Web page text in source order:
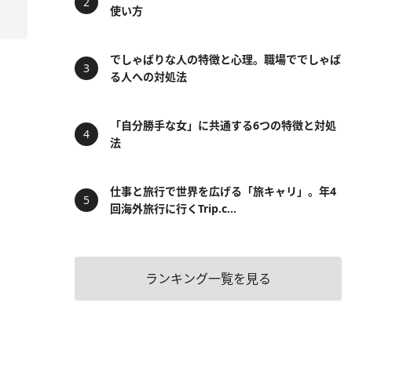
使い方
でしゃばりな人の特徴と心理。職場ででしゃば
る人への対処法
「自分勝手な女」に共通する6つの特徴と対処
法
仕事と旅行で世界を広げる「旅キャリ」。年4
回海外旅行に行くTrip.c...
ランキング一覧を見る